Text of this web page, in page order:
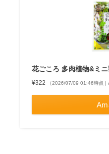
花ごころ 多肉植物&ミ
¥322 （2026/07/09 01:46時点 |